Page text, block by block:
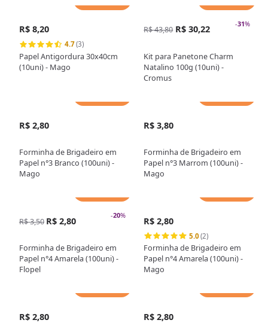
R$ 8,20
4.7(3)
Papel Antigordura 30x40cm
(10uni) - Mago
-31%
R$ 43,80 R$ 30,22
Kit para Panetone Charm
Natalino 100g (10uni) -
Cromus
R$ 2,80
Forminha de Brigadeiro em
Papel n°3 Branco (100uni) -
Mago
R$ 3,80
Forminha de Brigadeiro em
Papel n°3 Marrom (100uni) -
Mago
-20%
R$ 3,50 R$ 2,80
Forminha de Brigadeiro em
Papel n°4 Amarela (100uni) -
Flopel
R$ 2,80
5.0(2)
Forminha de Brigadeiro em
Papel n°4 Amarela (100uni) -
Mago
R$ 2,80 R$ 2,80